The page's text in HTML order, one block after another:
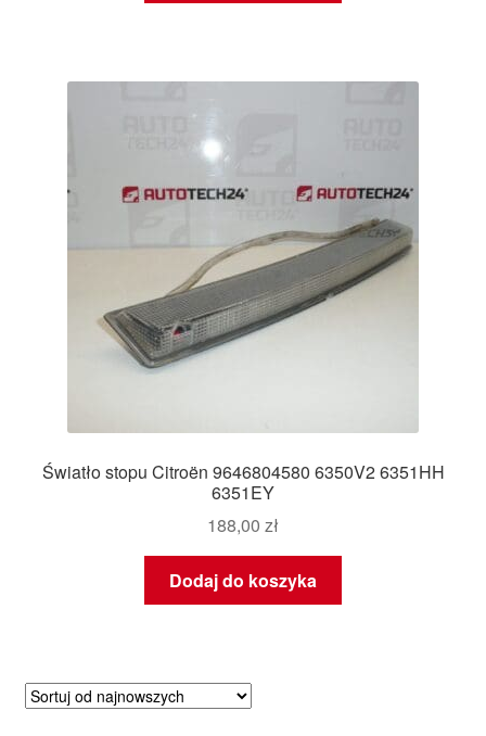
Światło stopu Citroën 9646804580 6350V2 6351HH
6351EY
188,00 zł
Dodaj do koszyka